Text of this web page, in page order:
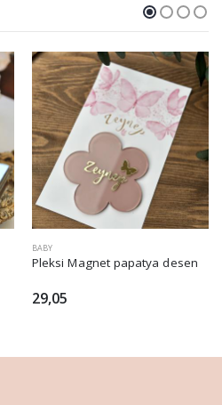
BABY
Pleksi Magnet papatya desen
29,05